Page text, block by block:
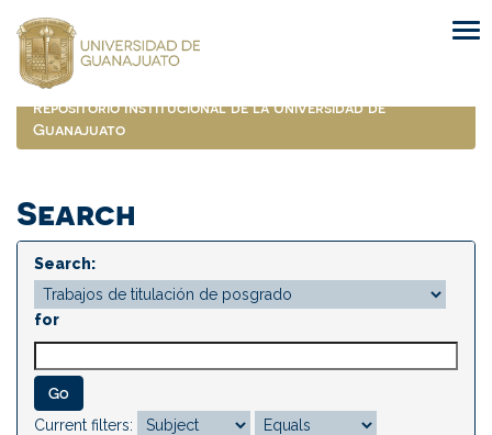
navigation
Repositorio Institucional de la Universidad de
Guanajuato
Search
Search:
for
Current filters: